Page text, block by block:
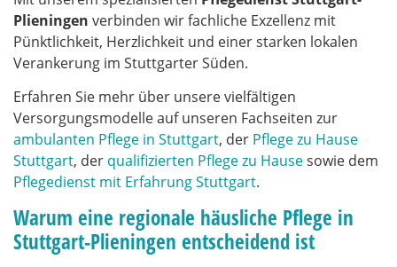
Plieningen verbinden wir fachliche Exzellenz mit
Pünktlichkeit, Herzlichkeit und einer starken lokalen
Verankerung im Stuttgarter Süden.
Erfahren Sie mehr über unsere vielfältigen
Versorgungsmodelle auf unseren Fachseiten zur
ambulanten Pflege in Stuttgart, der Pflege zu Hause
Stuttgart, der qualifizierten Pflege zu Hausesowie dem
Pflegedienst mit Erfahrung Stuttgart.
Warum eine regionale häusliche Pflege in
Stuttgart-Plieningen entscheidend ist